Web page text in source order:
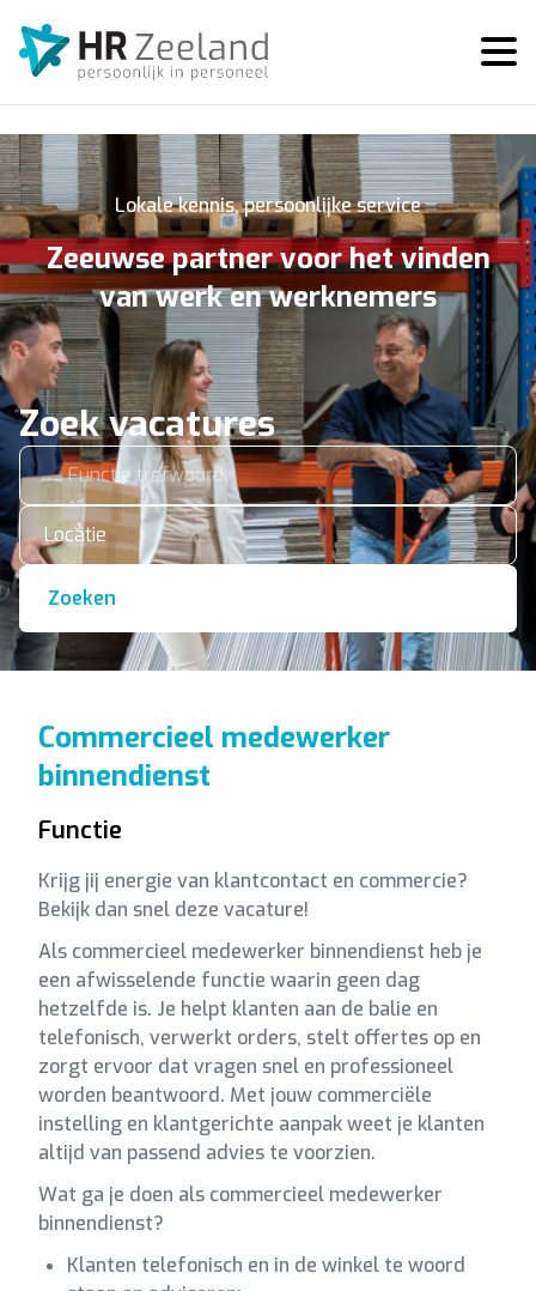
Lokale kennis, persoonlijke service
Zeeuwse partner voor het vinden
van werk en werknemers
Zoek vacatures
Locatie
Zoeken
Commercieel medewerker
binnendienst
Functie
Krijg jij energie van klantcontact en commercie?
Bekijk dan snel deze vacature!
Als commercieel medewerker binnendienst heb je
een afwisselende functie waarin geen dag
hetzelfde is. Je helpt klanten aan de balie en
telefonisch, verwerkt orders, stelt offertes op en
zorgt ervoor dat vragen snel en professioneel
worden beantwoord. Met jouw commerciële
instelling en klantgerichte aanpak weet je klanten
altijd van passend advies te voorzien.
Wat ga je doen als commercieel medewerker
binnendienst?
Klanten telefonisch en in de winkel te woord